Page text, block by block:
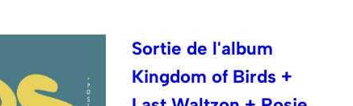
Sortie de l'album
Kingdom of Birds +